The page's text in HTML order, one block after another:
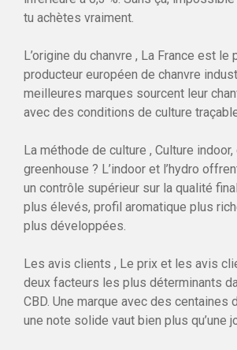
tu achètes vraiment.
L’origine du chanvre , La France est le
producteur européen de chanvre
meilleures marques sourcent leur
avec des conditions de culture
La méthode de culture , Culture
greenhouse ? L’indoor et l’hydro
un contrôle supérieur sur la qualité
plus élevés, profil aromatique plus
plus développées.
Les avis clients , Le prix et les avis
deux facteurs les plus déterminants
CBD. Une marque avec des centaines
une note solide vaut bien plus qu’une